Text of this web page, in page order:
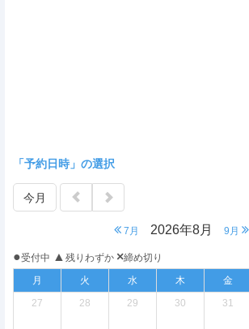
「予約日時」の選択
今月
7月 2026年8月 9月
●受付中 ▲ 残りわずか ×締め切り
月
火 水 木 金
27
28 29 30 31